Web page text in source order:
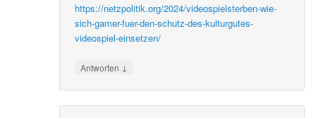
https://netzpolitik.org/2024/videospielsterben-wie-
sich-gamer-fuer-den-schutz-des-kulturgutes-
videospiel-einsetzen/
Antworten ↓